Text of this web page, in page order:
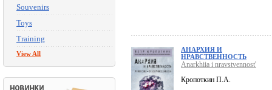
Souvenirs
Toys
Training
View All
АНАРХИЯ И
НРАВСТВЕННОСТЬ
Anarkhiia i nravstvennost'
Кропоткин П.А.